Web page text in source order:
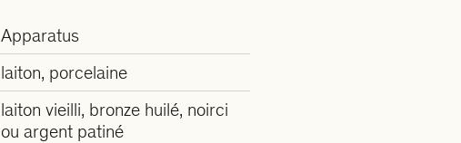
Apparatus
laiton, porcelaine
laiton vieilli, bronze huilé, noirci
ou argent patiné